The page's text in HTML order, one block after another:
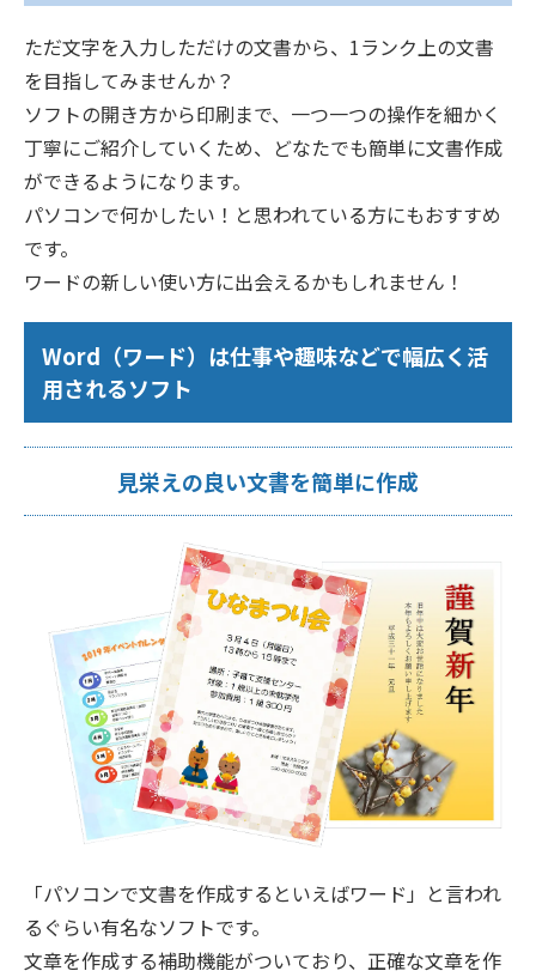
ただ文字を入力しただけの文書から、1ランク上の文書
を目指してみませんか？
ソフトの開き方から印刷まで、一つ一つの操作を細かく
丁寧にご紹介していくため、どなたでも簡単に文書作成
ができるようになります。
パソコンで何かしたい！と思われている方にもおすすめ
です。
ワードの新しい使い方に出会えるかもしれません！
Word（ワード）は仕事や趣味などで幅広く活
用されるソフト
見栄えの良い文書を簡単に作成
「パソコンで文書を作成するといえばワード」と言われ
るぐらい有名なソフトです。
文章を作成する補助機能がついており、正確な文章を作